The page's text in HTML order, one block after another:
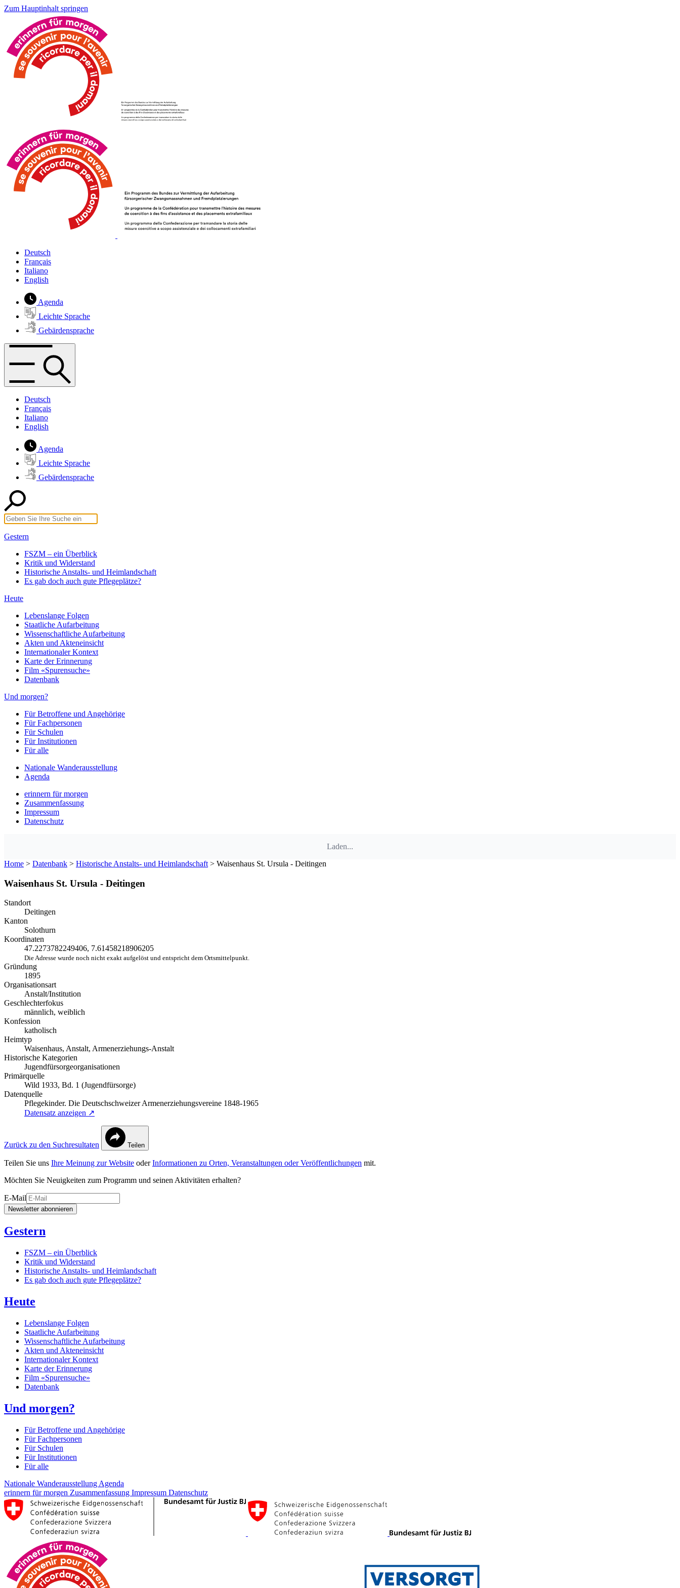
Zum Hauptinhalt springen
Deutsch
Français
Italiano
English
Agenda
Leichte Sprache
Gebärdensprache
Deutsch
Français
Italiano
English
Agenda
Leichte Sprache
Gebärdensprache
Gestern
FSZM – ein Überblick
Kritik und Widerstand
Historische Anstalts- und Heimlandschaft
Es gab doch auch gute Pflegeplätze?
Heute
Lebenslange Folgen
Staatliche Aufarbeitung
Wissenschaftliche Aufarbeitung
Akten und Akteneinsicht
Internationaler Kontext
Karte der Erinnerung
Film «Spurensuche»
Datenbank
Und morgen?
Für Betroffene und Angehörige
Für Fachpersonen
Für Schulen
Für Institutionen
Für alle
Nationale Wanderausstellung
Agenda
erinnern für morgen
Zusammenfassung
Impressum
Datenschutz
Laden...
Home > Datenbank > Historische Anstalts- und Heimlandschaft > Waisenhaus St. Ursula - Deitingen
Waisenhaus St. Ursula - Deitingen
Standort
Deitingen
Kanton
Solothurn
Koordinaten
47.2273782249406, 7.61458218906205
Die Adresse wurde noch nicht exakt aufgelöst und entspricht dem Ortsmittelpunkt.
Gründung
1895
Organisationsart
Anstalt/Institution
Geschlechterfokus
männlich, weiblich
Konfession
katholisch
Heimtyp
Waisenhaus, Anstalt, Armenerziehungs-Anstalt
Historische Kategorien
Jugendfürsorgeorganisationen
Primärquelle
Wild 1933, Bd. 1 (Jugendfürsorge)
Datenquelle
Pflegekinder. Die Deutschschweizer Armenerziehungsvereine 1848-1965
Datensatz anzeigen ↗
Zurück zu den Suchresultaten Teilen
Teilen Sie uns Ihre Meinung zur Website oderInformationen zu Orten, Veranstaltungen oder Veröffentlichungen mit.
Möchten Sie Neuigkeiten zum Programm und seinen Aktivitäten erhalten?
E-Mail
Newsletter abonnieren
Gestern
FSZM – ein Überblick
Kritik und Widerstand
Historische Anstalts- und Heimlandschaft
Es gab doch auch gute Pflegeplätze?
Heute
Lebenslange Folgen
Staatliche Aufarbeitung
Wissenschaftliche Aufarbeitung
Akten und Akteneinsicht
Internationaler Kontext
Karte der Erinnerung
Film «Spurensuche»
Datenbank
Und morgen?
Für Betroffene und Angehörige
Für Fachpersonen
Für Schulen
Für Institutionen
Für alle
Nationale Wanderausstellung Agenda
erinnern für morgen Zusammenfassung Impressum Datenschutz